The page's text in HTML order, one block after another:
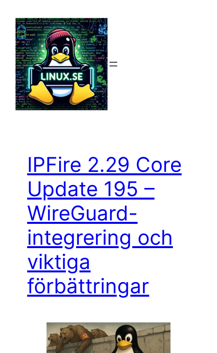
innehåll
IPFire 2.29 Core
Update 195 –
WireGuard-
integrering och
viktiga
förbättringar